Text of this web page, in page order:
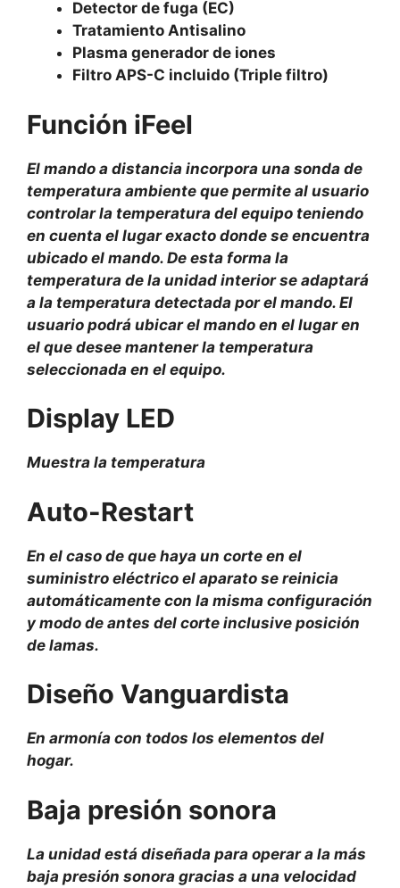
Detector de fuga (EC)
Tratamiento Antisalino
Plasma generador de iones
Filtro APS-C incluido (Triple filtro)
Función iFeel
El mando a distancia incorpora una sonda de
temperatura ambiente que permite al usuario
controlar la temperatura del equipo teniendo
en cuenta el lugar exacto donde se encuentra
ubicado el mando. De esta forma la
temperatura de la unidad interior se adaptará
a la temperatura detectada por el mando. El
usuario podrá ubicar el mando en el lugar en
el que desee mantener la temperatura
seleccionada en el equipo.
Display LED
Muestra la temperatura
Auto-Restart
En el caso de que haya un corte en el
suministro eléctrico el aparato se reinicia
automáticamente con la misma configuración
y modo de antes del corte inclusive posición
de lamas.
Diseño Vanguardista
En armonía con todos los elementos del
hogar.
Baja presión sonora
La unidad está diseñada para operar a la más
baja presión sonora gracias a una velocidad